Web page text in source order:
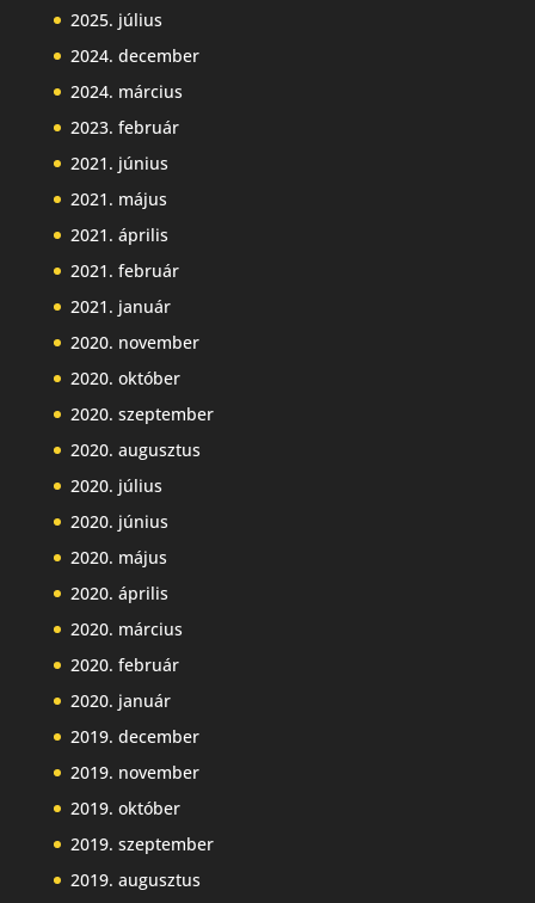
2025. július
2024. december
2024. március
2023. február
2021. június
2021. május
2021. április
2021. február
2021. január
2020. november
2020. október
2020. szeptember
2020. augusztus
2020. július
2020. június
2020. május
2020. április
2020. március
2020. február
2020. január
2019. december
2019. november
2019. október
2019. szeptember
2019. augusztus